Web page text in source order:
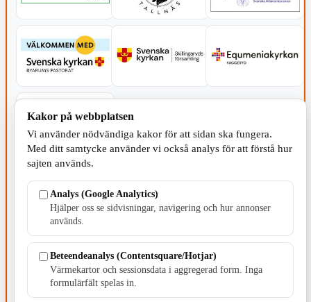
TILLVERKNING
Kakor på webbplatsen
Vi använder nödvändiga kakor för att sidan ska fungera.
Med ditt samtycke använder vi också analys för att förstå hur
sajten används.
Analys (Google Analytics)
Hjälper oss se sidvisningar, navigering och hur annonser
används.
Beteendeanalys (Contentsquare/Hotjar)
Värmekartor och sessionsdata i aggregerad form. Inga
formulärfält spelas in.